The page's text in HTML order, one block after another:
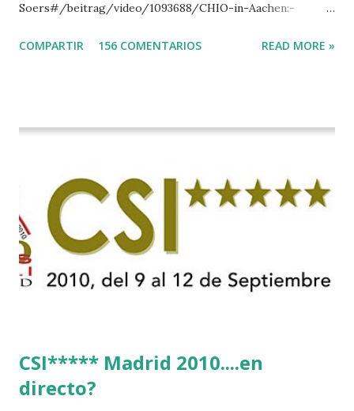
Soers#/beitrag/video/1093688/CHIO-in-Aachen:-
COMPARTIR 156 COMENTARIOS READ MORE »
CSI***** Madrid 2010....en
directo?